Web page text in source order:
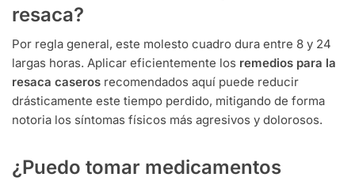
resaca?
Por regla general, este molesto cuadro dura entre 8 y 24
largas horas. Aplicar eficientemente los remedios para la
resaca caseros recomendados aquí puede reducir
drásticamente este tiempo perdido, mitigando de forma
notoria los síntomas físicos más agresivos y dolorosos.
¿Puedo tomar medicamentos